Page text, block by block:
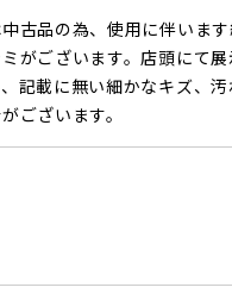
古品の為、使用に伴いま
がございます。店頭にて展
記載に無い細かなキズ、
ございます。